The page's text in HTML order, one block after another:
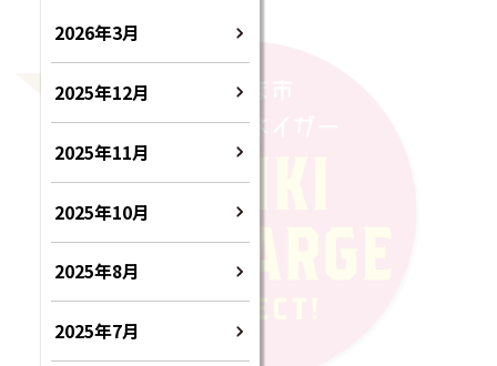
2026年3月
2025年12月
2025年11月
2025年10月
2025年8月
2025年7月